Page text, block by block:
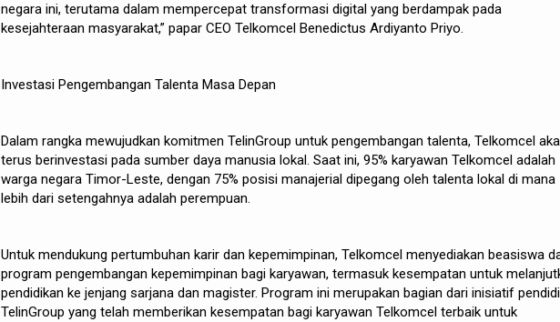
negara ini, terutama dalam mempercepat transformasi digital yang berdampak pada
kesejahteraan masyarakat,” papar CEO Telkomcel Benedictus Ardiyanto Priyo.
Investasi Pengembangan Talenta Masa Depan
Dalam rangka mewujudkan komitmen TelinGroup untuk pengembangan talenta, Telkomcel
terus berinvestasi pada sumber daya manusia lokal. Saat ini, 95% karyawan Telkomcel adalah
warga negara Timor-Leste, dengan 75% posisi manajerial dipegang oleh talenta lokal di mana
lebih dari setengahnya adalah perempuan.
Untuk mendukung pertumbuhan karir dan kepemimpinan, Telkomcel menyediakan beasiswa
program pengembangan kepemimpinan bagi karyawan, termasuk kesempatan untuk
pendidikan ke jenjang sarjana dan magister. Program ini merupakan bagian dari inisiatif
TelinGroup yang telah memberikan kesempatan bagi karyawan Telkomcel terbaik untuk